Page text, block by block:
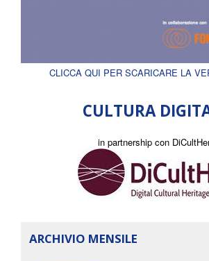
CLICCA QUI PER SCARICARE LA
CULTURA
in partnership con
ARCHIVIO MENSILE